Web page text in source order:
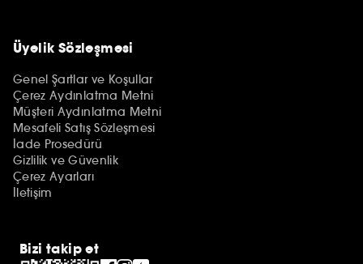
Üyelik Sözleşmesi
Genel Şartlar ve Koşullar
Çerez Aydınlatma Metni
Müşteri Aydınlatma Metni
Mesafeli Satış Sözleşmesi
İade Prosedürü
Gizlilik ve Güvenlik
Çerez Ayarları
İletişim
Bizi takip et